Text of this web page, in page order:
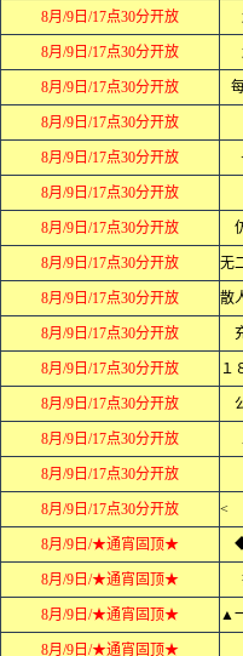
8月/9日/17点30分开放
8月/9日/17点30分开放
8月/9日/17点30分开放
8月/9日/17点30分开放
8月/9日/17点30分开放
8月/9日/17点30分开放
8月/9日/17点30分开放
8月/9日/17点30分开放
8月/9日/17点30分开放
8月/9日/17点30分开放
8月/9日/17点30分开放
8月/9日/17点30分开放
8月/9日/17点30分开放
8月/9日/17点30分开放
8月/9日/17点30分开放
8月/9日/★通宵固顶★
8月/9日/★通宵固顶★
8月/9日/★通宵固顶★
8月/9日/★通宵固顶★